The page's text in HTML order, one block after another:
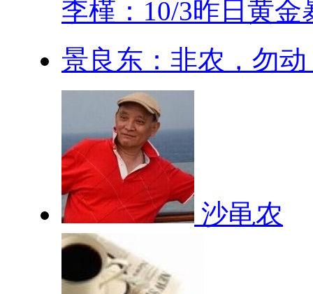
李槿：10/3昨日黄金
景良东：非农，勿动
沙黾农